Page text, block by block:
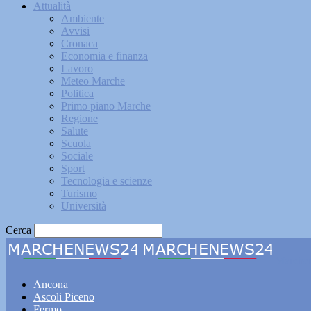
Attualità
Ambiente
Avvisi
Cronaca
Economia e finanza
Lavoro
Meteo Marche
Politica
Primo piano Marche
Regione
Salute
Scuola
Sociale
Sport
Tecnologia e scienze
Turismo
Università
Cerca
Ancona
Ascoli Piceno